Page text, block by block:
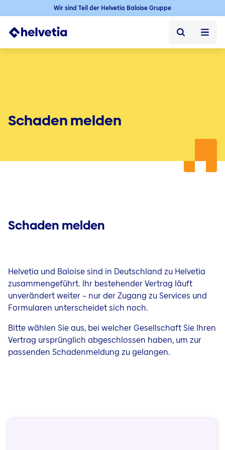
Wir sind Teil der Helvetia Baloise Gruppe
Kontakt & Service
Schaden melden
Schaden melden
Helvetia und Baloise sind in Deutschland zu Helvetia
zusammengeführt. Ihr bestehender Vertrag läuft
unverändert weiter – nur der Zugang zu Services und
Formularen unterscheidet sich noch.
Bitte wählen Sie aus, bei welcher Gesellschaft Sie Ihren
Vertrag ursprünglich abgeschlossen haben, um zur
passenden Schadenmeldung zu gelangen.